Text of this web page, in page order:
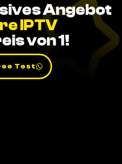
Angebot
IPTV
von 1!
Test